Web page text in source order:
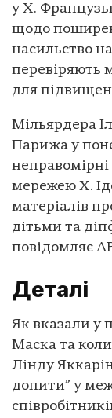
у X.
щодо
насильство
перевіряють
для
Мільярдера
Парижа у
неправомірні
мережею X.
матеріалів
дітьми та
повідомляє
Деталі
Як вказали у
Маска та
Лінду
допити” у